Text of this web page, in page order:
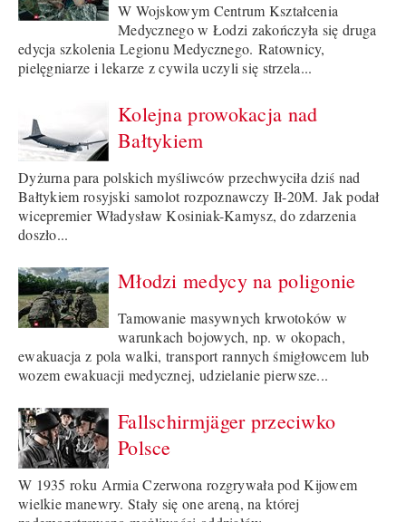
W Wojskowym Centrum Kształcenia
Medycznego w Łodzi zakończyła się druga
edycja szkolenia Legionu Medycznego. Ratownicy,
pielęgniarze i lekarze z cywila uczyli się strzela...
Kolejna prowokacja nad
Bałtykiem
Dyżurna para polskich myśliwców przechwyciła dziś nad
Bałtykiem rosyjski samolot rozpoznawczy Ił-20M. Jak podał
wicepremier Władysław Kosiniak-Kamysz, do zdarzenia
doszło...
Młodzi medycy na poligonie
Tamowanie masywnych krwotoków w
warunkach bojowych, np. w okopach,
ewakuacja z pola walki, transport rannych śmigłowcem lub
wozem ewakuacji medycznej, udzielanie pierwsze...
Fallschirmjäger przeciwko
Polsce
W 1935 roku Armia Czerwona rozgrywała pod Kijowem
wielkie manewry. Stały się one areną, na której